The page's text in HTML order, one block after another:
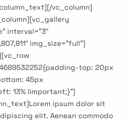
vc_column]
interval=”3″
img_size=”full”]
top: 20px
45px
13% !important;}”]
ipsum dolor sit
elit. Aenean commodo